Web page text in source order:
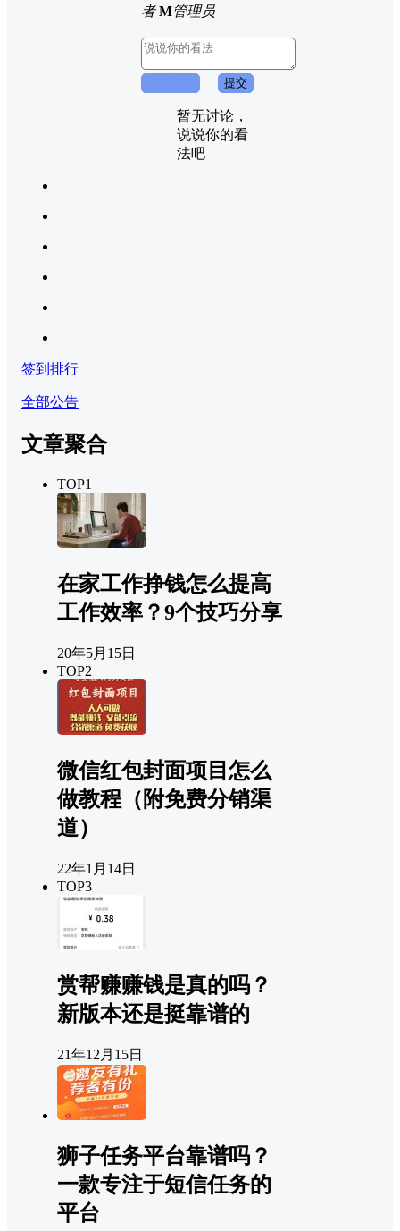
者 M管理员
提交
暂无讨论，
说说你的看
法吧
签到排行
全部公告
文章聚合
TOP1
在家工作挣钱怎么提高
工作效率？9个技巧分享
20年5月15日
TOP2
微信红包封面项目怎么
做教程（附免费分销渠
道）
22年1月14日
TOP3
赏帮赚赚钱是真的吗？
新版本还是挺靠谱的
21年12月15日
狮子任务平台靠谱吗？
一款专注于短信任务的
平台